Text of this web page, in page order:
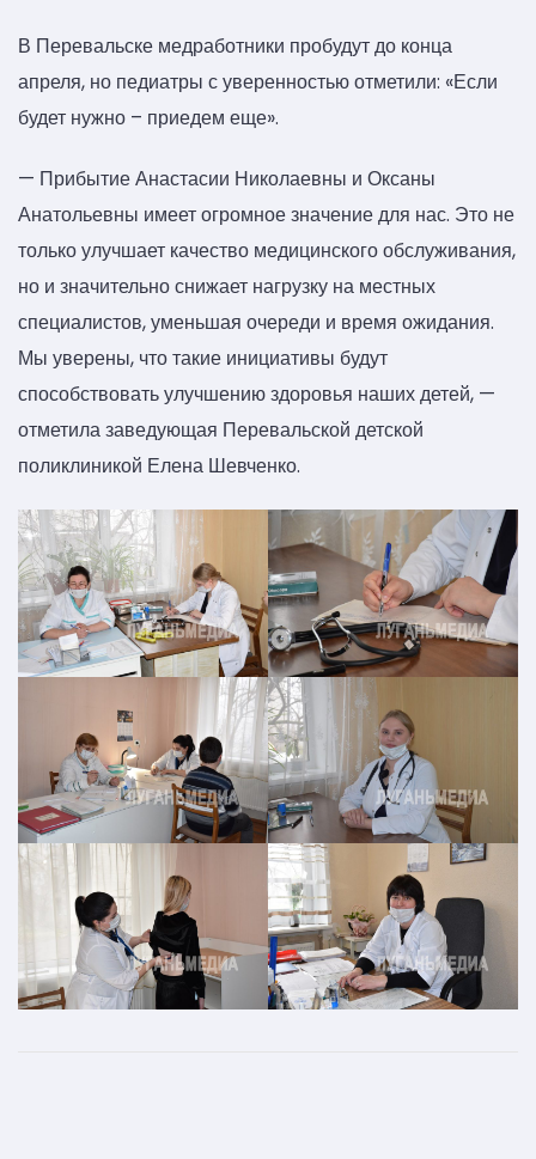
В Перевальске медработники пробудут до конца
апреля, но педиатры с уверенностью отметили: «Если
будет нужно – приедем еще».
— Прибытие Анастасии Николаевны и Оксаны
Анатольевны имеет огромное значение для нас. Это не
только улучшает качество медицинского обслуживания,
но и значительно снижает нагрузку на местных
специалистов, уменьшая очереди и время ожидания.
Мы уверены, что такие инициативы будут
способствовать улучшению здоровья наших детей, —
отметила заведующая Перевальской детской
поликлиникой Елена Шевченко.